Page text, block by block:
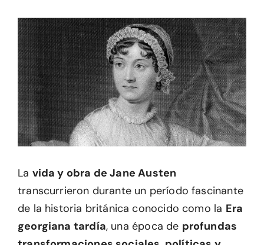
La vida y obra de Jane Austen
transcurrieron durante un período fascinante
de la historia británica conocido como la Era
georgiana tardía, una época de profundas